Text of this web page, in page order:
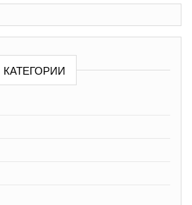
КАТЕГОРИИ